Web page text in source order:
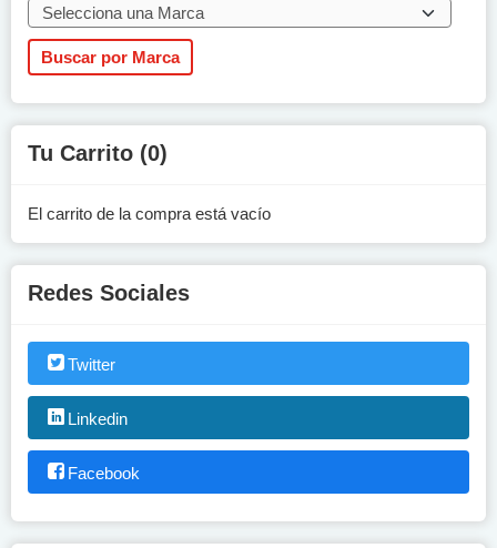
Tu Carrito (0)
El carrito de la compra está vacío
Redes Sociales
Twitter
Linkedin
Facebook